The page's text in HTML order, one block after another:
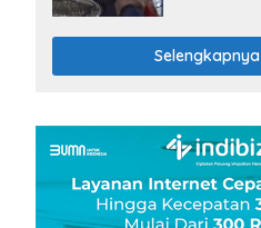
Selengkapnya